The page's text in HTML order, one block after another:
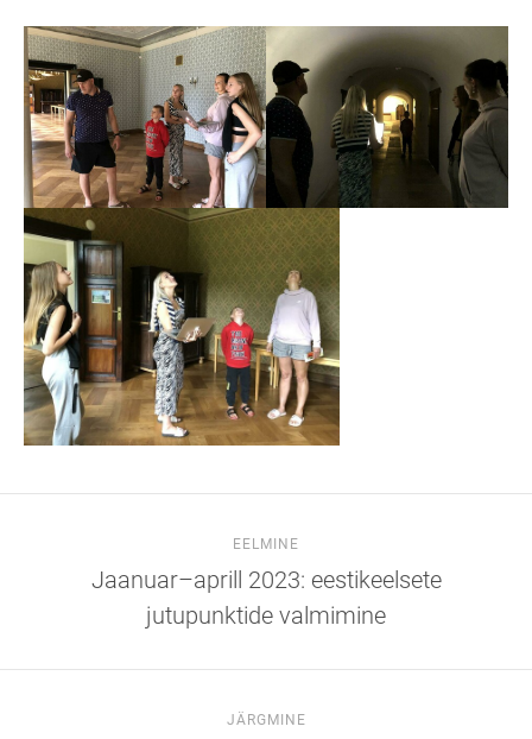
EELMINE
Jaanuar–aprill 2023: eestikeelsete
jutupunktide valmimine
JÄRGMINE